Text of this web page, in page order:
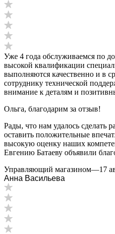
Уже 4 года обслуживаемся по
высокой квалификации
выполняются качественно и в
сотруднику технической
внимание к деталям и
Ольга, благодарим за отзыв!
Рады, что нам удалось сделать
оставить положительные
высокую оценку наших
Евгению Батаеву объявили
Управляющий магазином—17
Анна Васильева